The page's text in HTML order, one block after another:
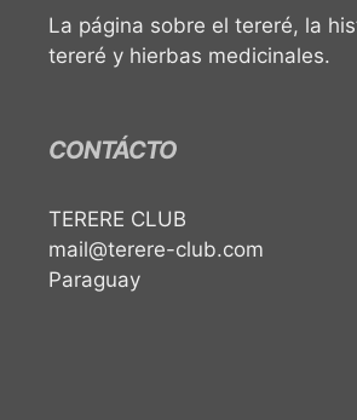
La página sobre el tereré, la
tereré y hierbas medicinales.
CONTÁCTO
TERERE CLUB
mail@terere-club.com
Paraguay